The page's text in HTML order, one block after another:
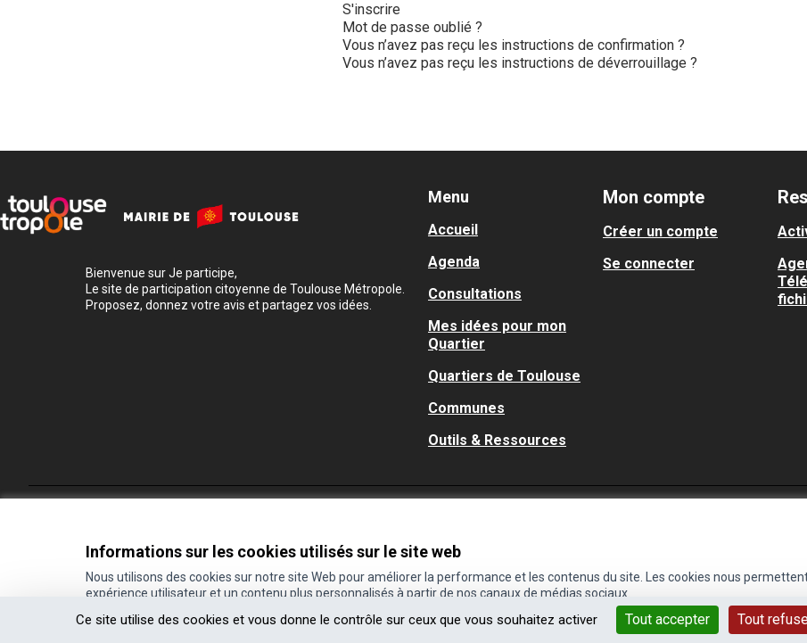
Ce site utilise des cookies et vous donne le contrôle sur ceux que vous souhaitez activer Tout accepter Tout
Informations sur les cookies utilisés sur le site web
Nous utilisons des cookies sur notre site Web pour améliorer la performance et les contenus du site. Les cookies nous
expérience utilisateur et un contenu plus personnalisés à partir de nos canaux de médias sociaux.
S'inscrire
Mot de passe oublié ?
Vous n’avez pas reçu les instructions de confirmation ?
Vous n’avez pas reçu les instructions de déverrouillage ?
Bienvenue sur Je participe,
Le site de participation citoyenne de Toulouse Métropole.
Proposez, donnez votre avis et partagez vos idées.
Menu
Accueil
Agenda
Consultations
Mes idées pour mon
Quartier
Quartiers de Toulouse
Communes
Outils & Ressources
Mon compte
Créer un compte
Se connecter
(Lien externe)
Site réalisé grâce aulogiciel libre Decidim
(Lien externe)
.